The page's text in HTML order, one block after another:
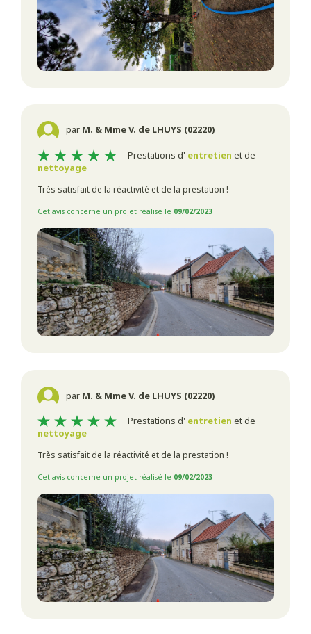
par M. & Mme V. de LHUYS (02220)
Prestations d' entretien et de
nettoyage
Très satisfait de la réactivité et de la prestation !
Cet avis concerne un projet réalisé le 09/02/2023
par M. & Mme V. de LHUYS (02220)
Prestations d' entretien et de
nettoyage
Très satisfait de la réactivité et de la prestation !
Cet avis concerne un projet réalisé le 09/02/2023